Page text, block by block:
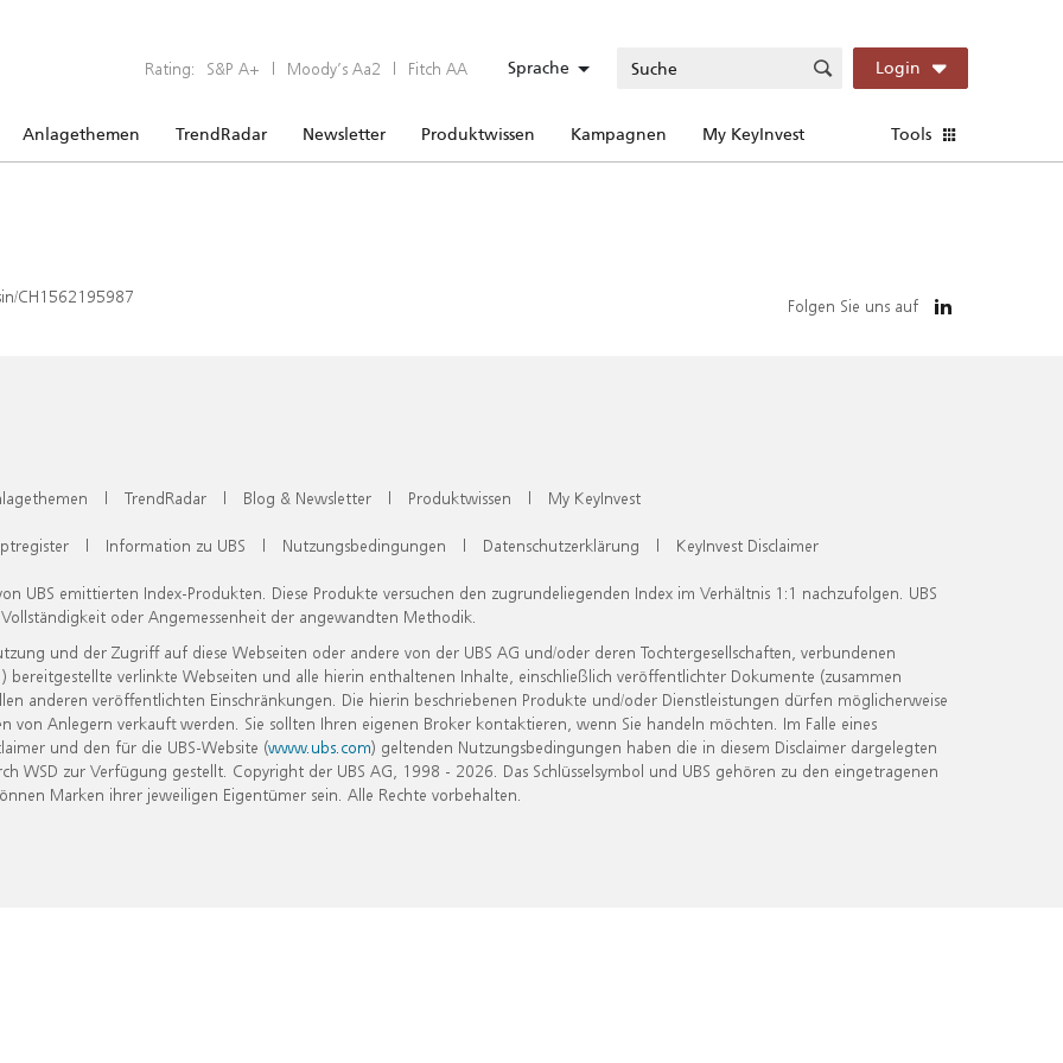
Rating: S&P A+ | Moody’s Aa2 | Fitch AA Sprache Login
Anlagethemen TrendRadar Newsletter Produktwissen Kampagnen My KeyInvest Tools
CH1562195987 Folgen Sie uns auf
| TrendRadar | Blog & Newsletter | Produktwissen | My KeyInvest
| Information zu UBS | Nutzungsbedingungen | Datenschutzerklärung | KeyInvest Disclaimer
UBS emittierten Index-Produkten. Diese Produkte versuchen den zugrundeliegenden Index im Verhältnis 1:1 nachzufolgen. UBS
oder Angemessenheit der angewandten Methodik.
und der Zugriff auf diese Webseiten oder andere von der UBS AG und/oder deren Tochtergesellschaften, verbundenen
verlinkte Webseiten und alle hierin enthaltenen Inhalte, einschließlich veröffentlichter Dokumente (zusammen
anderen veröffentlichten Einschränkungen. Die hierin beschriebenen Produkte und/oder Dienstleistungen dürfen möglicherweise
Anlegern verkauft werden. Sie sollten Ihren eigenen Broker kontaktieren, wenn Sie handeln möchten. Im Falle eines
und den für die UBS-Website (www.ubs.com) geltenden Nutzungsbedingungen haben die in diesem Disclaimer dargelegten
zur Verfügung gestellt. Copyright der UBS AG, 1998 - 2026. Das Schlüsselsymbol und UBS gehören zu den eingetragenen
Marken ihrer jeweiligen Eigentümer sein. Alle Rechte vorbehalten.